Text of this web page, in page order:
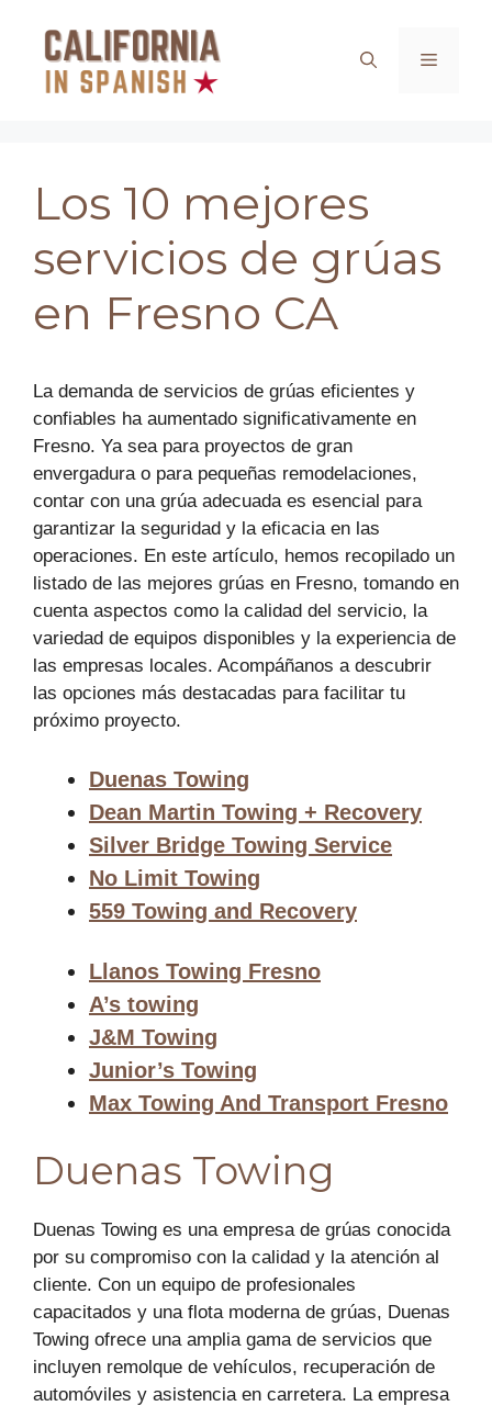
contenido
Menú
Los 10 mejores
servicios de grúas
en Fresno CA
La demanda de servicios de grúas eficientes y
confiables ha aumentado significativamente en
Fresno. Ya sea para proyectos de gran
envergadura o para pequeñas remodelaciones,
contar con una grúa adecuada es esencial para
garantizar la seguridad y la eficacia en las
operaciones. En este artículo, hemos recopilado un
listado de las mejores grúas en Fresno, tomando en
cuenta aspectos como la calidad del servicio, la
variedad de equipos disponibles y la experiencia de
las empresas locales. Acompáñanos a descubrir
las opciones más destacadas para facilitar tu
próximo proyecto.
Duenas Towing
Dean Martin Towing + Recovery
Silver Bridge Towing Service
No Limit Towing
559 Towing and Recovery
Llanos Towing Fresno
A’s towing
J&M Towing
Junior’s Towing
Max Towing And Transport Fresno
Duenas Towing
Duenas Towing es una empresa de grúas conocida
por su compromiso con la calidad y la atención al
cliente. Con un equipo de profesionales
capacitados y una flota moderna de grúas, Duenas
Towing ofrece una amplia gama de servicios que
incluyen remolque de vehículos, recuperación de
automóviles y asistencia en carretera. La empresa